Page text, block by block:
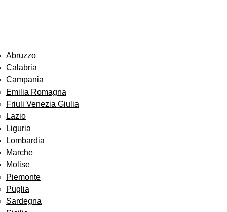
Abruzzo
Calabria
Campania
Emilia Romagna
Friuli Venezia Giulia
Lazio
Liguria
Lombardia
Marche
Molise
Piemonte
Puglia
Sardegna